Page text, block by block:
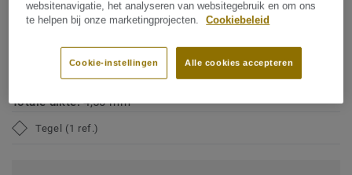
Commerciële classificatie:34 Very Heavy
Industriële classificatie:42 Algemeen
Professionele garantie (in jaren):
Totale dikte:4,50 mm
Tegel (1 ref.)
websitenavigatie, het analyseren van websitegebruik en om ons
te helpen bij onze marketingprojecten.
Cookiebeleid
Alle cookies accepteren
Cookie-instellingen